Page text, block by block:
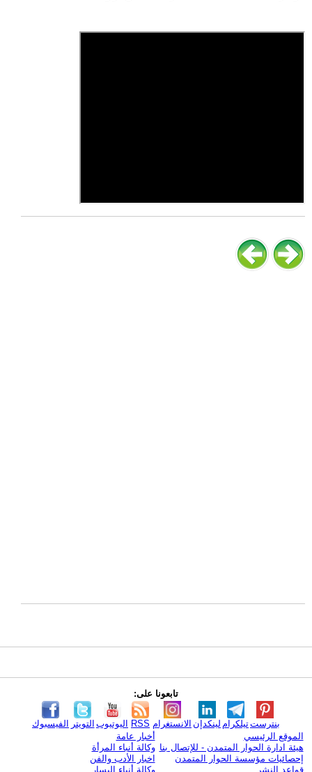
تابعونا على:
الفيسبوك التويتر اليوتيوب RSS الانستغرام لينكدإن تيلكرامبنترست
الموقع الرئيسي
هيئة ادارة الحوار المتمدن - للإتصال بنا
إحصائيات مؤسسة الحوار المتمدن
قواعد النشر
أخبار عامة
وكالة أنباء المرأة
اخبار الأدب والفن
وكالة أنباء اليسار